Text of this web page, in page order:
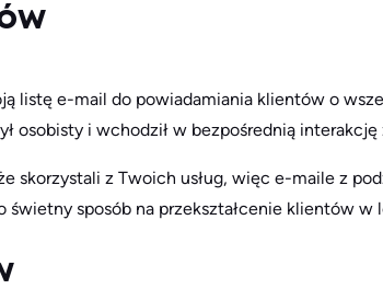
listę e-mail do powiadamiania klientów o
osobisty i wchodził w bezpośrednią
skorzystali z Twoich usług, więc e-maile z
świetny sposób na przekształcenie klientów w